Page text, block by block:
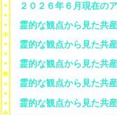
２０２６年６月現在の
霊的な観点から見た共
霊的な観点から見た共
霊的な観点から見た共
霊的な観点から見た共
霊的な観点から見た共